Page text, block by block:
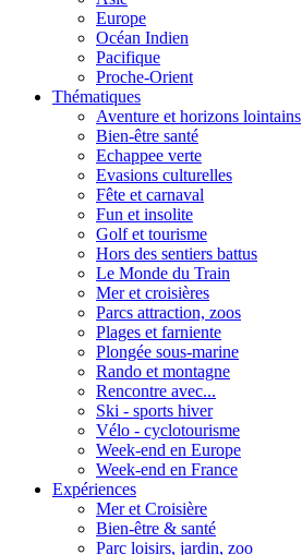
Europe
Océan Indien
Pacifique
Proche-Orient
Thématiques
Aventure et horizons lointains
Bien-être santé
Echappee verte
Evasions culturelles
Fête et carnaval
Fun et insolite
Golf et tourisme
Hors des sentiers battus
Le Monde du Train
Mer et croisières
Parcs attraction, zoos
Plages et farniente
Plongée sous-marine
Rando et montagne
Rencontre avec...
Ski - sports hiver
Vélo - cyclotourisme
Week-end en Europe
Week-end en France
Expériences
Mer et Croisière
Bien-être & santé
Parc loisirs, jardin, zoo